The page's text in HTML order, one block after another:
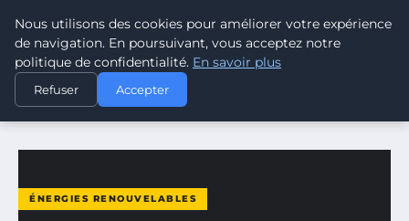
CLIMATE GUARDIAN
ACCUEIL
ÉNERGIES RENOUVELABLES
COMPARATIF DES BILANS CARBONE DES ÉNERGIES…
ÉNERGIES RENOUVELABLES
Nous utilisons des cookies pour améliorer votre expérience
de navigation. En poursuivant, vous acceptez notre
politique de confidentialité. En savoir plus
Refuser Accepter